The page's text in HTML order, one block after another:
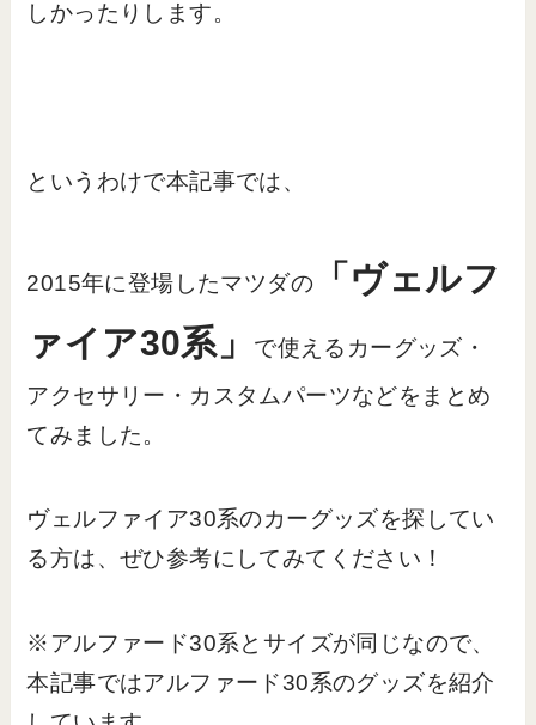
しかったりします。
というわけで本記事では、
2015年に登場したマツダの
「ヴェルフ
ァイア30系」
で使えるカーグッズ・
アクセサリー・カスタムパーツなどをまとめ
てみました。
ヴェルファイア30系のカーグッズを探してい
る方は、ぜひ参考にしてみてください！
※アルファード30系とサイズが同じなので、
本記事ではアルファード30系のグッズを紹介